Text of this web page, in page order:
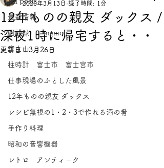
最新情報
回顧録 memoir
富士山
柱時計 富士市 富士宮市
仕事現場のふとした風景
12年ものの親友 ダックス
レシピ無視の1・2・3で作れる酒の肴
手作り料理
昭和の音響機器
レトロ アンティ－ク
12年ものの親友 ダックス /
深夜1時に帰宅すると・・
2020年3月13日 読了時間: 1分
更新日：3月26日